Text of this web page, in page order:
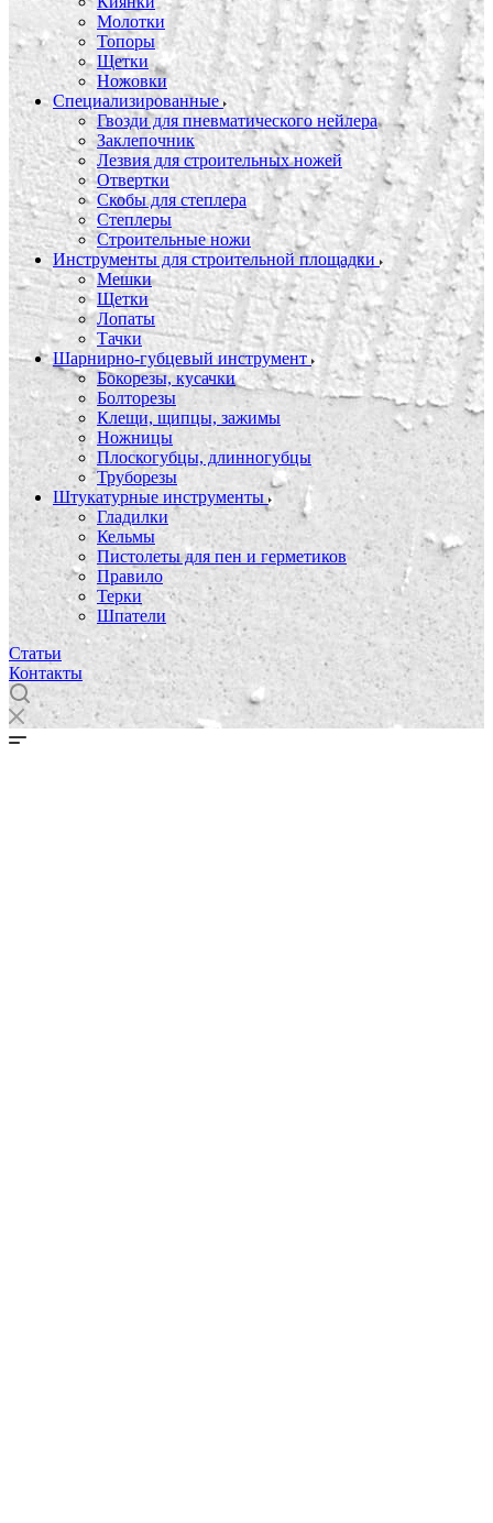
Молотки
Топоры
Щетки
Ножовки
Специализированные
Гвозди для пневматического нейлера
Заклепочник
Лезвия для строительных ножей
Отвертки
Скобы для степлера
Степлеры
Строительные ножи
Инструменты для строительной площадки
Мешки
Щетки
Лопаты
Тачки
Шарнирно-губцевый инструмент
Бокорезы, кусачки
Болторезы
Клещи, щипцы, зажимы
Ножницы
Плоскогубцы, длинногубцы
Труборезы
Штукатурные инструменты
Гладилки
Кельмы
Пистолеты для пен и герметиков
Правило
Терки
Шпатели
Статьи
Контакты